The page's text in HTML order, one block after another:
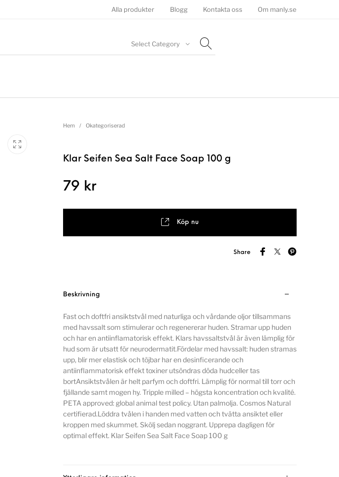
Alla produkter Blogg Kontakta oss Om manly.se
Select Category
Hem / Okategoriserad
Klar Seifen Sea Salt Face Soap 100 g
79 kr
Köp nu
Share
Beskrivning
Fast och doftfri ansiktstvål med naturliga och vårdande oljor tillsammans
med havssalt som stimulerar och regenererar huden. Stramar upp huden
och har en antiinflamatorisk effekt. Klars havssaltstvål är även lämplig för
hud som är utsatt för neurodermatit.Fördelar med havssalt: huden stramas
upp, blir mer elastisk och töjbar har en desinficerande och
antiinflammatorisk effekt toxiner utsöndras döda hudceller tas
bortAnsiktstvålen är helt parfym och doftfri. Lämplig för normal till torr och
fjällande samt mogen hy. Tripple milled – högsta koncentration och kvalité.
PETA approved: global animal test policy. Utan palmolja. Cosmos Natural
certifierad.Löddra tvålen i handen med vatten och tvätta ansiktet eller
kroppen med skummet. Skölj sedan noggrant. Upprepa dagligen för
optimal effekt. Klar Seifen Sea Salt Face Soap 100 g